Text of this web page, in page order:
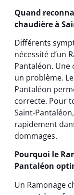
Quand
chaudière à
Différents
nécessité d’un
Pantaléon.
un problème.
Pantaléon
correcte. Pour
Saint-
rapidement
dommages.
Pourquoi le
Pantaléon
Un Ramonage